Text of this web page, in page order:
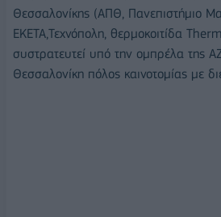
Θεσσαλονίκης (ΑΠΘ, Πανεπιστήμιο
ΕΚΕΤΑ,Τεχνόπολη, θερμοκοιτίδα
συστρατευτεί υπό την ομπρέλα της
Θεσσαλονίκη πόλος καινοτομίας με